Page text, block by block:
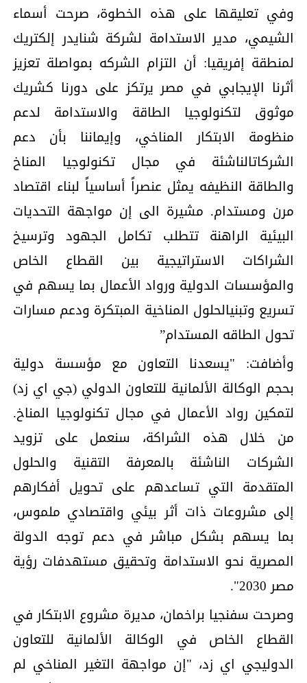
وفي تعليقها على هذه الخطوة، صرحت أسماء
الشيمي، مدير الاستدامة لشركة شنايدر إلكتريك
لمنطقة إفريقيا: أن التزام الشركه بمواصلة تعزيز
أثرنا الإيجابي في مصر يرتكز على دورنا كشريك
موثوق لتكنولوجيا الطاقة والاستدامة لدعم
منظومة الابتكار المناخي، وإيماننا بأن دعم
الشركاتالناشئة في مجال تكنولوجيا المناخ
والطاقة النظيفه يمثل عنصراً أساسياً لبناء اقتصاد
مرن ومستدام. مشيرة الى إن مواجهة التحديات
البيئية الراهنة تتطلب تكامل الجهود وترسيخ
الشراكات الاستراتيجية بين القطاع الخاص
والمؤسسات الدولية ورواد الأعمال بما يسهم في
تسريع وتبنيالحلول المناخية المبتكرة ودعم مسارات
تحول الطاقه المستدام”
وأضافت: "يسعدنا التعاون مع مؤسسة دولية
بحجم الوكالة الألمانية للتعاون الدولي (جي اي زد)
لتمكين رواد الأعمال في مجال تكنولوجيا المناخ.
من خلال هذه الشراكة، سنعمل على تزويد
الشركات الناشئة بالمعرفة التقنية والحلول
المتقدمة التي تساعدهم على تحويل أفكارهم
إلى مشروعات ذات أثر بيئي واقتصادي ملموس،
بما يسهم بشكل مباشر في دعم توجه الدولة
المصرية نحو الاستدامة وتحقيق مستهدفات رؤية
مصر 2030".
وصرحت سفنجيا براخمان، مديرة مشروع الابتكار في
القطاع الخاص في الوكالة الألمانية للتعاون
الدوليجي اي زد، "إن مواجهة التغير المناخي لم